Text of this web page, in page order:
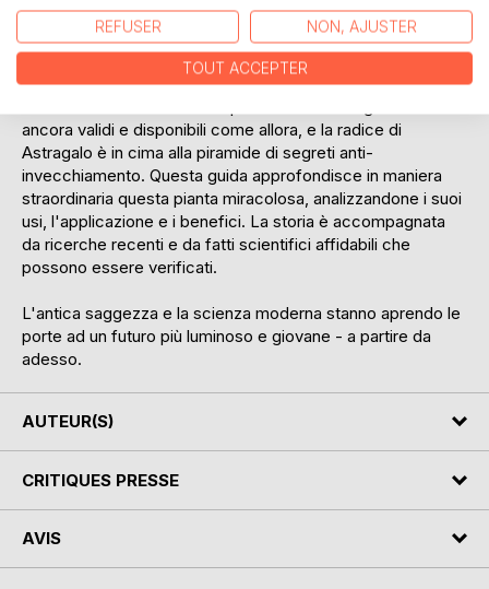
Molto tempo fa gli uomini e le donne dotati di saggezza
avevano dei segreti che sono stati riscoperti solo ora,
piante e metodi per aumentare la longevità e la vitalità. La
ancora validi e disponibili come allora, e la radice di
Astragalo è in cima alla piramide di segreti anti-
invecchiamento. Questa guida approfondisce in maniera
straordinaria questa pianta miracolosa, analizzandone i suoi
usi, l'applicazione e i benefici. La storia è accompagnata
da ricerche recenti e da fatti scientifici affidabili che
possono essere verificati.
L'antica saggezza e la scienza moderna stanno aprendo le
porte ad un futuro più luminoso e giovane - a partire da
adesso.
AUTEUR(S)
CRITIQUES PRESSE
AVIS
REFUSER NON, AJUSTER
TOUT ACCEPTER